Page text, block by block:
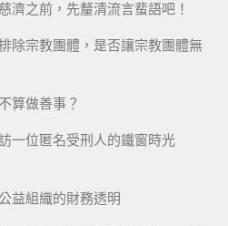
濟之前，先釐清流言蜚語吧！
除宗教團體，是否讓宗教團體無
算做善事？
一位匿名受刑人的鐵窗時光
益組織的財務透明